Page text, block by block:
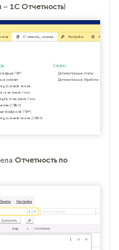
– 1С Отчетность)
Отчетность по